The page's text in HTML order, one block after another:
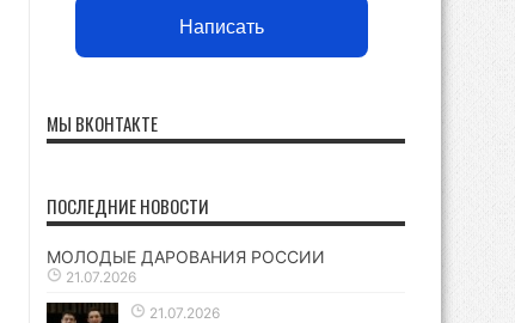
Написать
МЫ ВКОНТАКТЕ
ПОСЛЕДНИЕ НОВОСТИ
МОЛОДЫЕ ДАРОВАНИЯ РОССИИ
21.07.2026
21.07.2026